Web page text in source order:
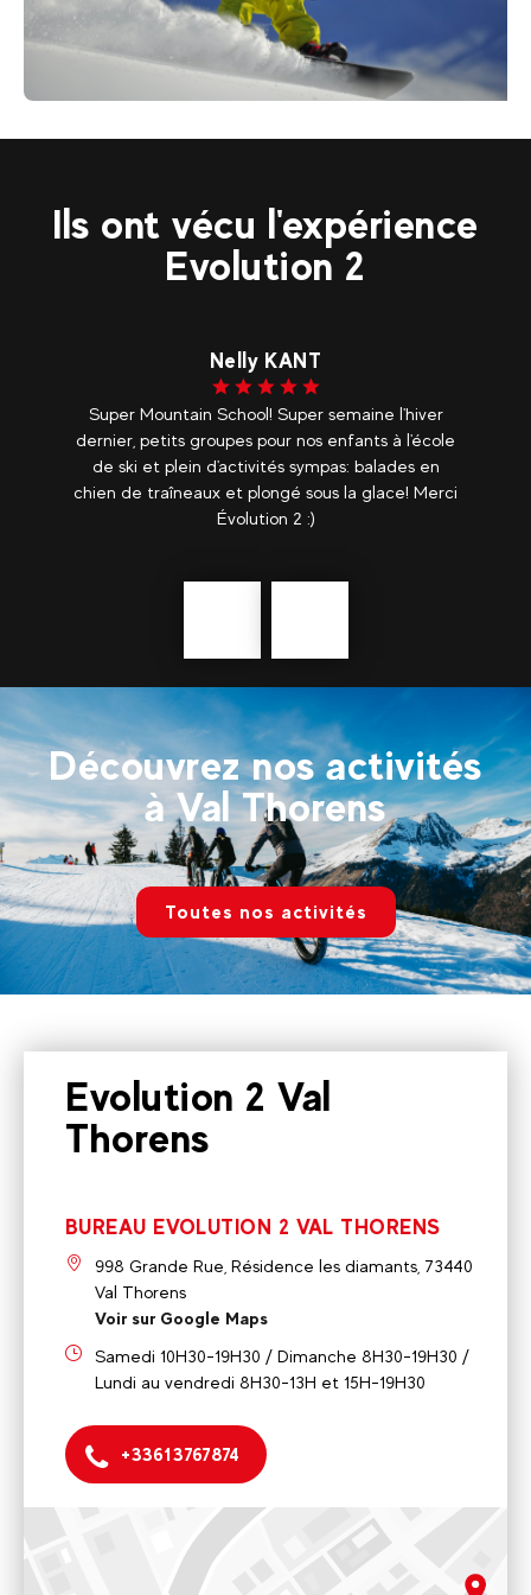
Val Thorens 330€
Ils ont vécu l'expérience
Evolution 2
Charles COUPE
Un énorme merci à toute l'équipe d'Evolution 2
Val Thorens! Florent et Virginie ont été présents
et disponibles pour organiser une semaine
d'activités qui étaient toutes d'une très grande
qualité. Difficile de skier en raison...
Découvrez nos activités
à Val Thorens
Toutes nos activités
Evolution 2 Val
Thorens
BUREAU EVOLUTION 2 VAL THORENS
998 Grande Rue, Résidence les diamants, 73440
Val Thorens
Voir sur Google Maps
Samedi 10H30-19H30 / Dimanche 8H30-19H30 /
Lundi au vendredi 8H30-13H et 15H-19H30
+33613767874
BUREAU EVOLUTION 2 VAL THORENS
998 Grande Rue, Résidence les diamants, 73440 Val